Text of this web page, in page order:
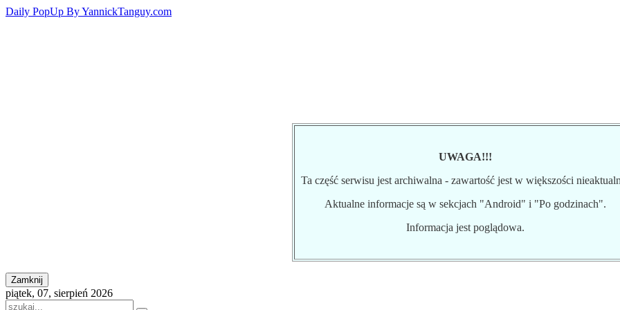
Daily PopUp By YannickTanguy.com
UWAGA!!!
Ta część serwisu jest archiwalna - zawartość jest w większości
Aktualne informacje są w sekcjach "Android" i "Po godzinach".
Informacja jest poglądowa.
piątek, 07, sierpień 2026